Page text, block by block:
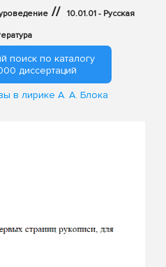
// 10.01.01 - Русская
поиск по каталогу
диссертаций
в лирике А. А. Блока